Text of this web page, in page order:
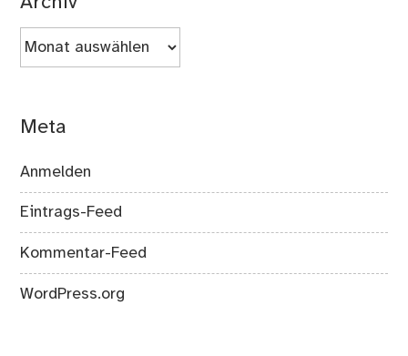
Archiv
Meta
Anmelden
Eintrags-Feed
Kommentar-Feed
WordPress.org